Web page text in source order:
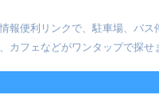
報便利リンクで、駐車場、バス
カフェなどがワンタップで探せ